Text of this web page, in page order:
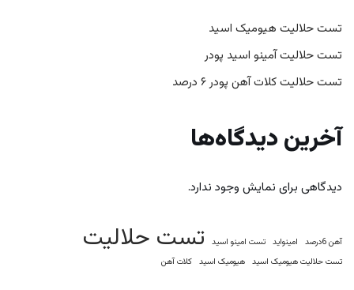
تست حلالیت هیومیک اسید
تست حلالیت آمینو اسید پودر
تست حلالیت کلات آهن پودر ۶ درصد
آخرین دیدگاه‌ها
دیدگاهی برای نمایش وجود ندارد.
آهن 6درصد امینواید تست امینو اسید تست حلالیت
تست حلالیت هیومیک اسید هیومیک اسید کلات آهن